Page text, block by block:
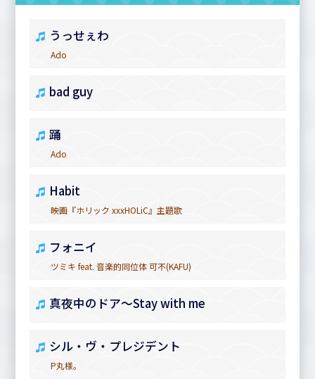
うっせぇわ
Ado
bad guy
踊
Ado
Habit
映画『ホリック xxxHOLiC』主題歌
フォニイ
ツミキ feat. 音楽的同位体 可不(KAFU)
真夜中のドア～Stay with me
シル・ヴ・プレジデント
P丸様。